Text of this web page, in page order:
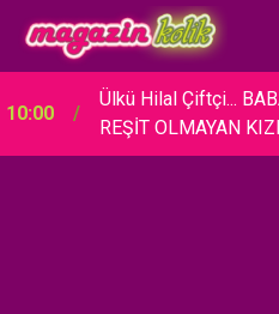
Ülkü Hilal Çiftçi...
REŞİT OLMAYAN
00:15
Metin Akpınar...
FAİZİYLE BİRLİKTE